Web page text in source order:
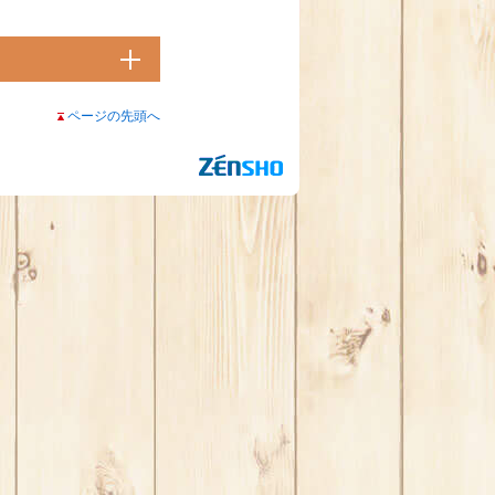
ページの先頭へ